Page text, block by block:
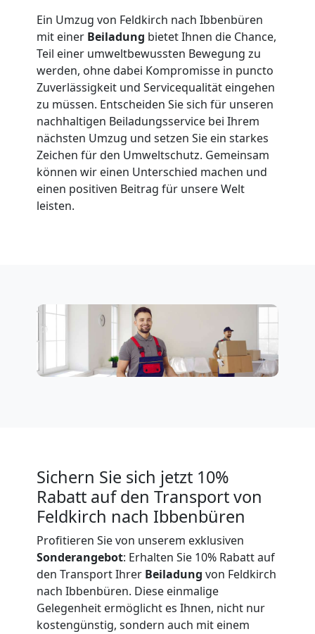
Ein Umzug von Feldkirch nach Ibbenbüren
mit einer Beiladung bietet Ihnen die Chance,
Teil einer umweltbewussten Bewegung zu
werden, ohne dabei Kompromisse in puncto
Zuverlässigkeit und Servicequalität eingehen
zu müssen. Entscheiden Sie sich für unseren
nachhaltigen Beiladungsservice bei Ihrem
nächsten Umzug und setzen Sie ein starkes
Zeichen für den Umweltschutz. Gemeinsam
können wir einen Unterschied machen und
einen positiven Beitrag für unsere Welt
leisten.
Sichern Sie sich jetzt 10%
Rabatt auf den Transport von
Feldkirch nach Ibbenbüren
Profitieren Sie von unserem exklusiven
Sonderangebot: Erhalten Sie 10% Rabatt auf
den Transport Ihrer Beiladung von Feldkirch
nach Ibbenbüren. Diese einmalige
Gelegenheit ermöglicht es Ihnen, nicht nur
kostengünstig, sondern auch mit einem
Feldkirch
Fernumzug
Feldkirch
Firmenumzug
Feldkirch
Feldkirch
Expressumzug
Feldkirch
Kleiner
Umzug
Feldkirch